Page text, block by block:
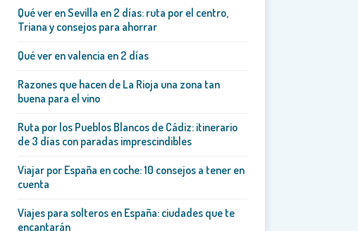
Qué ver en Sevilla en 2 días: ruta por el centro,
Triana y consejos para ahorrar
Qué ver en valencia en 2 días
Razones que hacen de La Rioja una zona tan
buena para el vino
Ruta por los Pueblos Blancos de Cádiz: itinerario
de 3 días con paradas imprescindibles
Viajar por España en coche: 10 consejos a tener en
cuenta
Viajes para solteros en España: ciudades que te
encantarán